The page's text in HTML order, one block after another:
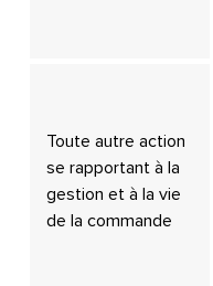
Toute autre action
se rapportant à la
gestion et à la vie
de la commande